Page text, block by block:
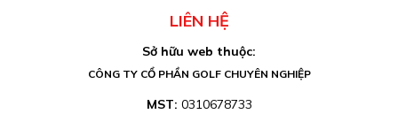
LIÊN HỆ
Sở hữu web thuộc:
CÔNG TY CỔ PHẦN GOLF CHUYÊN NGHIỆP
MST: 0310678733